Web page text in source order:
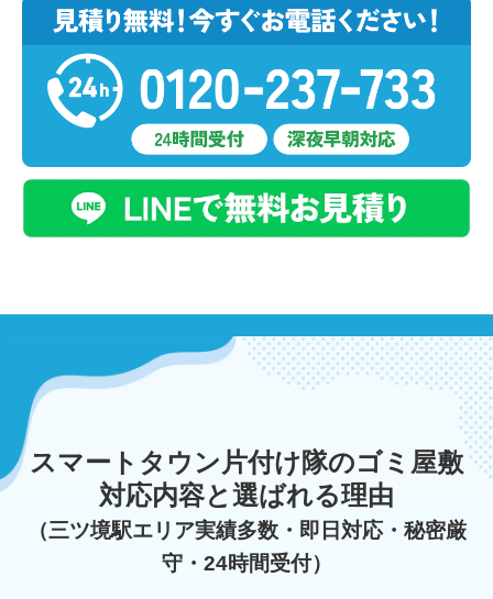
スマートタウン片付け隊のゴミ屋敷
対応内容と選ばれる理由
（三ツ境駅エリア実績多数・即日対応・秘密厳
守・24時間受付）